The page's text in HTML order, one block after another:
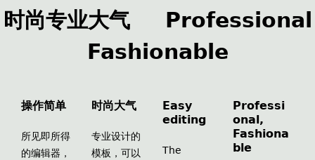
时尚专业大气 Professional
Fashionable
操作简单
所见即所得
的编辑器，
时尚大气
专业设计的
模板，可以
Easy
editing
The
Professi
onal,
Fashiona
ble